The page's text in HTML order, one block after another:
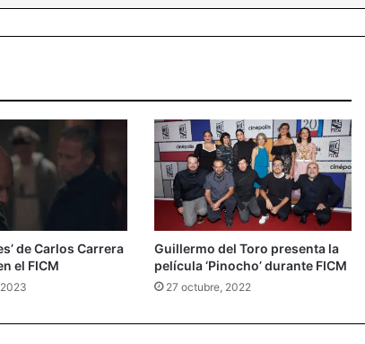
de Carlos Carrera
el FICM
Guillermo del Toro presenta la
película ‘Pinocho’ durante FICM
27 octubre, 2022